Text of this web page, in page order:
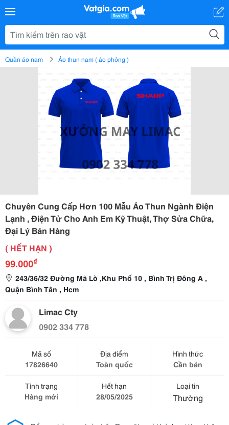
Quần áo nam Áo thun nam ( áo phông )
Chuyên Cung Cấp Hơn 100 Mẫu Áo Thun Ngành Điện
Lạnh , Điện Tử Cho Anh Em Kỹ Thuật, Thợ Sửa Chữa,
Đại Lý Bán Hàng
( HẾT HẠN )
99.000₫
243/36/32 Đường Mã Lò ,Khu Phố 10 , Bình Trị Đông A ,
Quận Bình Tân , Hcm
Limac Cty
0902 334 778
Mã số
17826640
Địa điểm
Toàn quốc
Hình thức
Cần bán
Tình trạng
Hàng mới
Hết hạn
28/05/2025
Loại tin
Thường